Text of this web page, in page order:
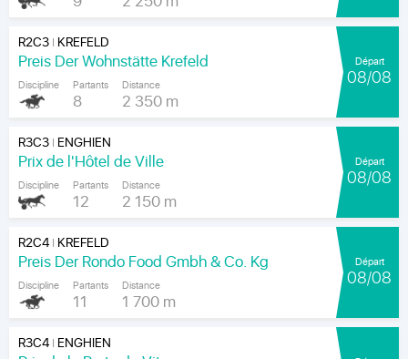
R2C3| KREFELD
Preis Der Wohnstätte Krefeld
Discipline Partants
8
Distance
2 350 m
Départ
08/08
R3C3| ENGHIEN
Prix de l'Hôtel de Ville
Discipline Partants
12
Distance
2 150 m
Départ
08/08
R2C4| KREFELD
Preis Der Rondo Food Gmbh & Co. Kg
Discipline Partants
11
Distance
1 700 m
Départ
08/08
R3C4| ENGHIEN